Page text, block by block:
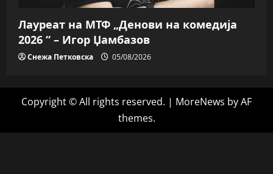
Лауреат на МТФ „Денови на комедија
2026 “ – Игор Џамбазов
Снежа Петковска 05/08/2026
Copyright © All rights reserved. | MoreNews by AF
themes.